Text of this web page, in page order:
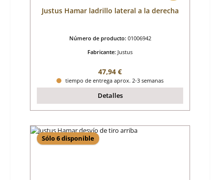
Justus Hamar ladrillo lateral a la derecha
Número de producto: 01006942
Fabricante: Justus
Precio normal:
47,94 €
tiempo de entrega aprox. 2-3 semanas
Detalles
Sólo 6 disponible